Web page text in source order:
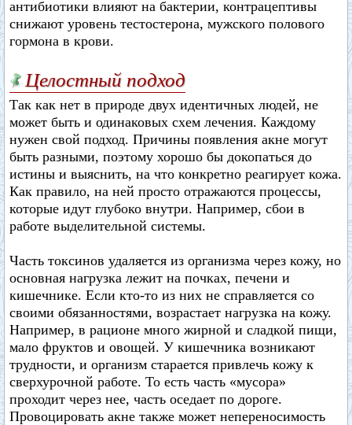
антибиотики влияют на бактерии, контрацептивы
снижают уровень тестостерона, мужского полового
гормона в крови.
Целостный подход
Так как нет в природе двух идентичных людей, не
может быть и одинаковых схем лечения. Каждому
нужен свой подход. Причины появления акне могут
быть разными, поэтому хорошо бы докопаться до
истины и выяснить, на что конкретно реагирует кожа.
Как правило, на ней просто отражаются процессы,
которые идут глубоко внутри. Например, сбои в
работе выделительной системы.
Часть токсинов удаляется из организма через кожу, но
основная нагрузка лежит на почках, печени и
кишечнике. Если кто-то из них не справляется со
своими обязанностями, возрастает нагрузка на кожу.
Например, в рационе много жирной и сладкой пищи,
мало фруктов и овощей. У кишечника возникают
трудности, и организм старается привлечь кожу к
сверхурочной работе. То есть часть «мусора»
проходит через нее, часть оседает по дороге.
Провоцировать акне также может непереносимость